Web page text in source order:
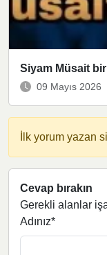
Siyam Müsait
09 Mayıs 2026
İlk yorum yazan
Cevap bırakın
Gerekli alanlar
Adınız*